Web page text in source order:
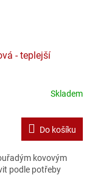
- teplejší
Skladem
Do košíku
kovovým
podle potřeby